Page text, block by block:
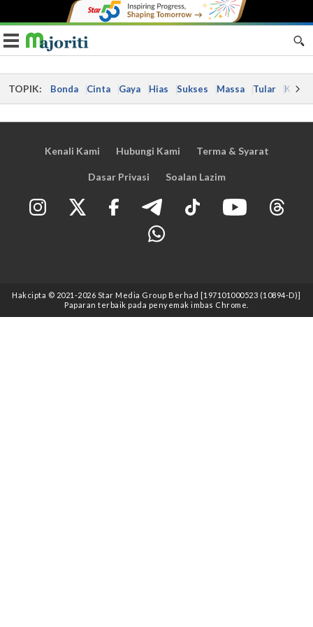
Toggle navigation
TOPIK: Bonda Cinta Gaya Hias Sukses Massa Tular Kes
Kenali Kami Hubungi Kami Terma & Syarat
Dasar Privasi Soalan Lazim
Hakcipta © 2021 -2026 Star Media Group Berhad [197101000523 (10894-D)]
Paparan terbaik pada penyemak imbas Chrome.